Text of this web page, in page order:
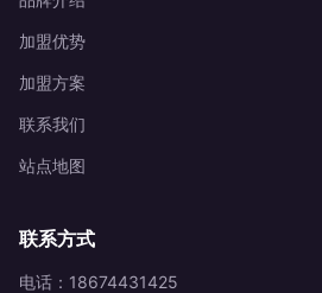
加盟优势
加盟方案
联系我们
站点地图
联系方式
电话：18674431425